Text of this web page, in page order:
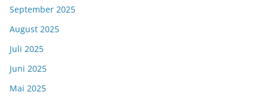
September 2025
August 2025
Juli 2025
Juni 2025
Mai 2025